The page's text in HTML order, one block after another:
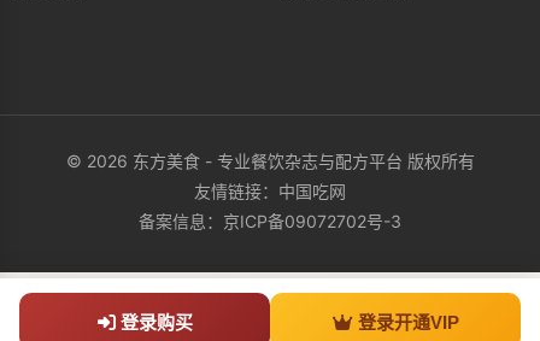
登录购买 登录开通VIP
© 2026 东方美食 - 专业餐饮杂志与配方平台 版权所有
友情链接： 中国吃网
备案信息： 京ICP备09072702号-3